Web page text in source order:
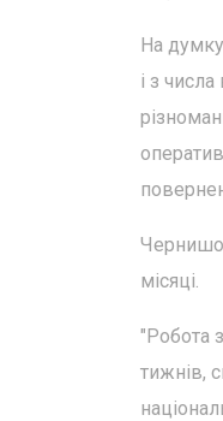
На думку
і з
місяці.
"Робота
тижнів,